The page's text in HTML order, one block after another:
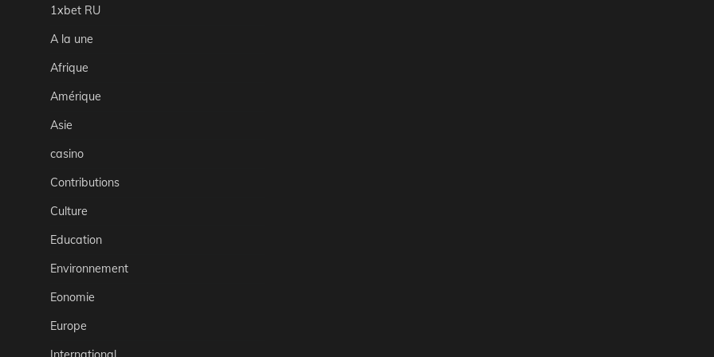
1xbet RU
A la une
Afrique
Amérique
Asie
casino
Contributions
Culture
Education
Environnement
Eonomie
Europe